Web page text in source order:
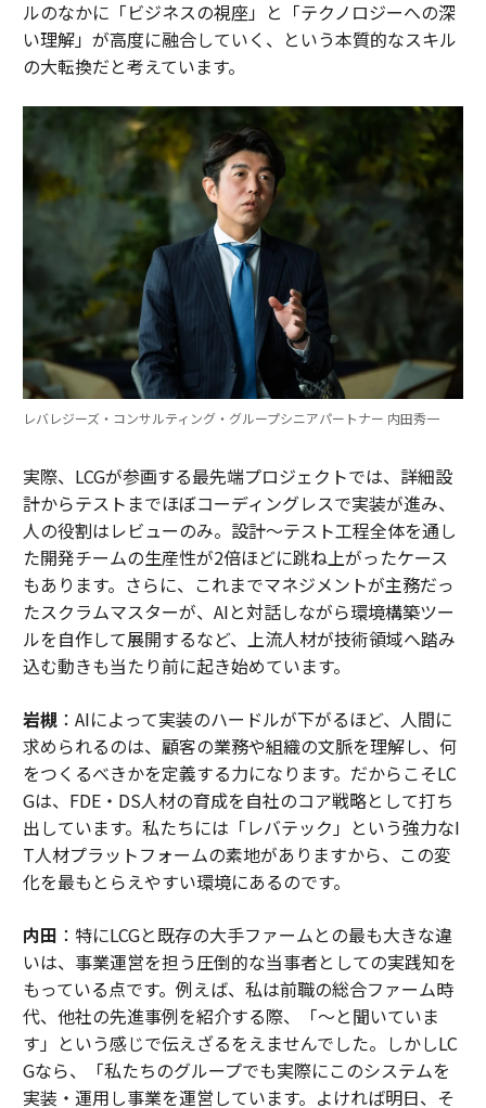
ルのなかに「ビジネスの視座」と「テクノロジーへの深
い理解」が高度に融合していく、という本質的なスキル
の大転換だと考えています。
レバレジーズ・コンサルティング・グループシニアパートナー 内田秀一
実際、LCGが参画する最先端プロジェクトでは、詳細設
計からテストまでほぼコーディングレスで実装が進み、
人の役割はレビューのみ。設計～テスト工程全体を通し
た開発チームの生産性が2倍ほどに跳ね上がったケース
もあります。さらに、これまでマネジメントが主務だっ
たスクラムマスターが、AIと対話しながら環境構築ツー
ルを自作して展開するなど、上流人材が技術領域へ踏み
込む動きも当たり前に起き始めています。
岩槻：AIによって実装のハードルが下がるほど、人間に
求められるのは、顧客の業務や組織の文脈を理解し、何
をつくるべきかを定義する力になります。だからこそLC
Gは、FDE・DS人材の育成を自社のコア戦略として打ち
出しています。私たちには「レバテック」という強力なI
T人材プラットフォームの素地がありますから、この変
化を最もとらえやすい環境にあるのです。
内田 ：特にLCGと既存の大手ファームとの最も大きな違
いは、事業運営を担う圧倒的な当事者としての実践知を
もっている点です。例えば、私は前職の総合ファーム時
代、他社の先進事例を紹介する際、「〜と聞いていま
す」という感じで伝えざるをえませんでした。しかしLC
Gなら、「私たちのグループでも実際にこのシステムを
実装・運用し事業を運営しています。よければ明日、そ